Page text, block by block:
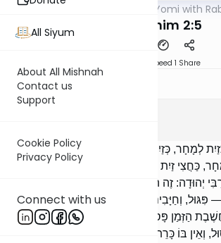
All Siyum
About All Mishnah
Contact us
Support
Cookie Policy
Privacy Policy
Connect with us
Mishna Mishnah Yomi with
Zevachim 2:5
Speed 1 Share
Rabbi Joseph Dana
לְמָחָר, כְּזַיִת לְמָחָר וּכְזַיִת בַּחוּץ, כַּחֲצִי זַיִת
כַּחֲצִי זַיִת לְמָחָר וְכַחֲצִי זַיִת בַּחוּץ — פָּסוּל,
יְהוּדָה: זֶה הַכְּלָל: אִם מַחֲשֶׁבֶת הַזְּמַן קָדְמָה
וְחַיָּבִים עָלָיו כָּרֵת; וְאִם מַחֲשֶׁבֶת
הַזְּמַן פָּסוּל, וְאֵין בּוֹ כָּרֵת. וַחֲכָמִים
וְאֵין בּוֹ כָּרֵת. לֶאֱכוֹל כַּחֲצִי זַיִת וּלְהַקְטִיר כַּחֲצִי